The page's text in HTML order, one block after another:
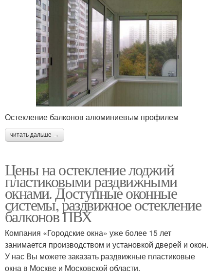
Остекление балконов алюминиевым профилем
читать дальше →
Цены на остекление лоджий
пластиковыми раздвижными
окнами. Доступные оконные
системы, раздвижное остекление
балконов ПВХ
Компания «Городские окна» уже более 15 лет
занимается производством и установкой дверей и окон.
У нас Вы можете заказать раздвижные пластиковые
окна в Москве и Московской области.